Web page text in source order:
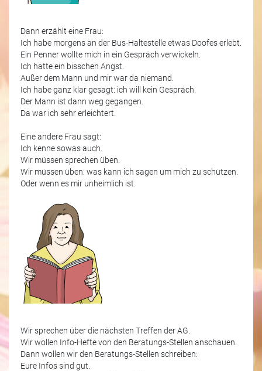
Dann erzählt eine Frau:
Ich habe morgens an der Bus-Haltestelle etwas Doofes erlebt.
Ein Penner wollte mich in ein Gespräch verwickeln.
Ich hatte ein bisschen Angst.
Außer dem Mann und mir war da niemand.
Ich habe ganz klar gesagt: ich will kein Gespräch.
Der Mann ist dann weg gegangen.
Da war ich sehr erleichtert.
Eine andere Frau sagt:
Ich kenne sowas auch.
Wir müssen sprechen üben.
Wir müssen üben: was kann ich sagen um mich zu schützen.
Oder wenn es mir unheimlich ist.
Wir sprechen über die nächsten Treffen der AG.
Wir wollen Info-Hefte von den Beratungs-Stellen anschauen.
Dann wollen wir den Beratungs-Stellen schreiben:
Eure Infos sind gut.